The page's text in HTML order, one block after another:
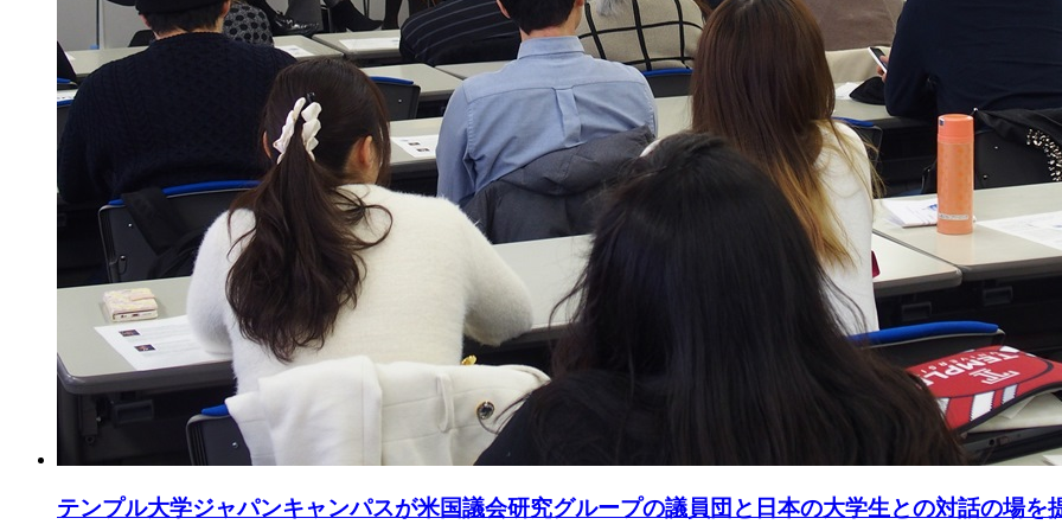
テンプル大学ジャパンキャンパスが米国議会研究グループの議員団と日本の大学生との対話の場を